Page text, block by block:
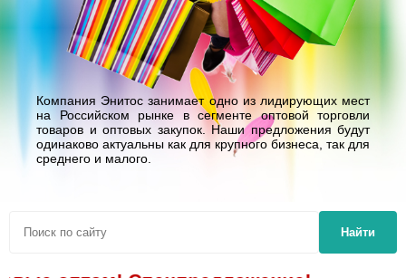
Компания Энитос занимает одно из лидирующих мест
на Российском рынке в сегменте оптовой торговли
товаров и оптовых закупок. Наши предложения будут
одинаково актуальны как для крупного бизнеса, так для
среднего и малого.
Найти